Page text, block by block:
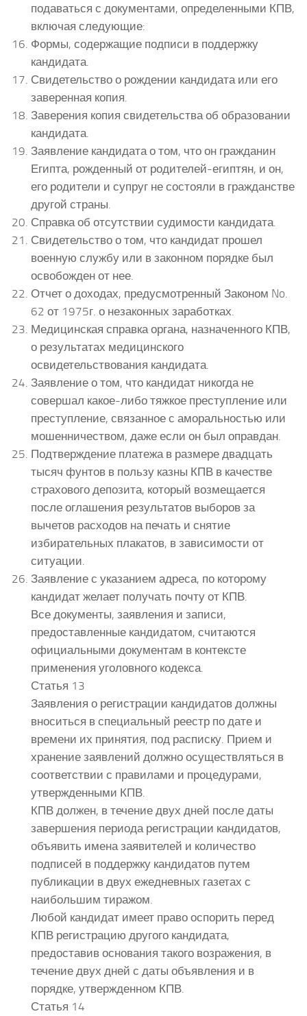
подаваться с документами, определенными КПВ,
включая следующие:
Формы, содержащие подписи в поддержку
кандидата.
Свидетельство о рождении кандидата или его
заверенная копия.
Заверения копия свидетельства об образовании
кандидата.
Заявление кандидата о том, что он гражданин
Египта, рожденный от родителей-египтян, и он,
его родители и супруг не состояли в гражданстве
другой страны.
Справка об отсутствии судимости кандидата.
Свидетельство о том, что кандидат прошел
военную службу или в законном порядке был
освобожден от нее.
Отчет о доходах, предусмотренный Законом No.
62 от 1975г. о незаконных заработках.
Медицинская справка органа, назначенного КПВ,
о результатах медицинского
освидетельствования кандидата.
Заявление о том, что кандидат никогда не
совершал какое-либо тяжкое преступление или
преступление, связанное с аморальностью или
мошенничеством, даже если он был оправдан.
Подтверждение платежа в размере двадцать
тысяч фунтов в пользу казны КПВ в качестве
страхового депозита, который возмещается
после оглашения результатов выборов за
вычетов расходов на печать и снятие
избирательных плакатов, в зависимости от
ситуации.
Заявление с указанием адреса, по которому
кандидат желает получать почту от КПВ.
Все документы, заявления и записи,
предоставленные кандидатом, считаются
официальными документам в контексте
применения уголовного кодекса.
Статья 13
Заявления о регистрации кандидатов должны
вноситься в специальный реестр по дате и
времени их принятия, под расписку. Прием и
хранение заявлений должно осуществляться в
соответствии с правилами и процедурами,
утвержденными КПВ.
КПВ должен, в течение двух дней после даты
завершения периода регистрации кандидатов,
объявить имена заявителей и количество
подписей в поддержку кандидатов путем
публикации в двух ежедневных газетах с
наибольшим тиражом.
Любой кандидат имеет право оспорить перед
КПВ регистрацию другого кандидата,
предоставив основания такого возражения, в
течение двух дней с даты объявления и в
порядке, утвержденном КПВ.
Статья 14